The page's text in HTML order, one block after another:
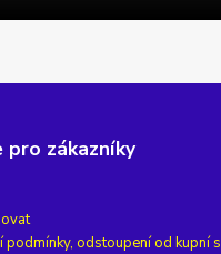
pro zákazníky
podmínky, odstoupení od kupní